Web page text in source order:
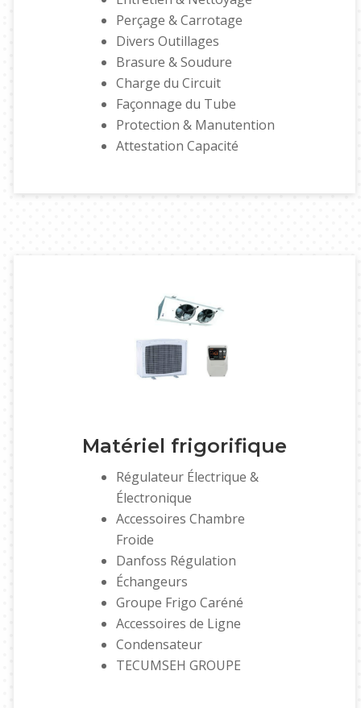
Perçage & Carrotage
Divers Outillages
Brasure & Soudure
Charge du Circuit
Façonnage du Tube
Protection & Manutention
Attestation Capacité
Matériel frigorifique
Régulateur Électrique &
Électronique
Accessoires Chambre
Froide
Danfoss Régulation
Échangeurs
Groupe Frigo Caréné
Accessoires de Ligne
Condensateur
TECUMSEH GROUPE